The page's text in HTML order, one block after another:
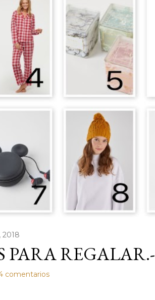
2018
PARA REGALAR.-
comentarios